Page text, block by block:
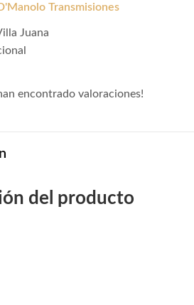
Transmisiones
Juana
encontrado valoraciones!
del producto